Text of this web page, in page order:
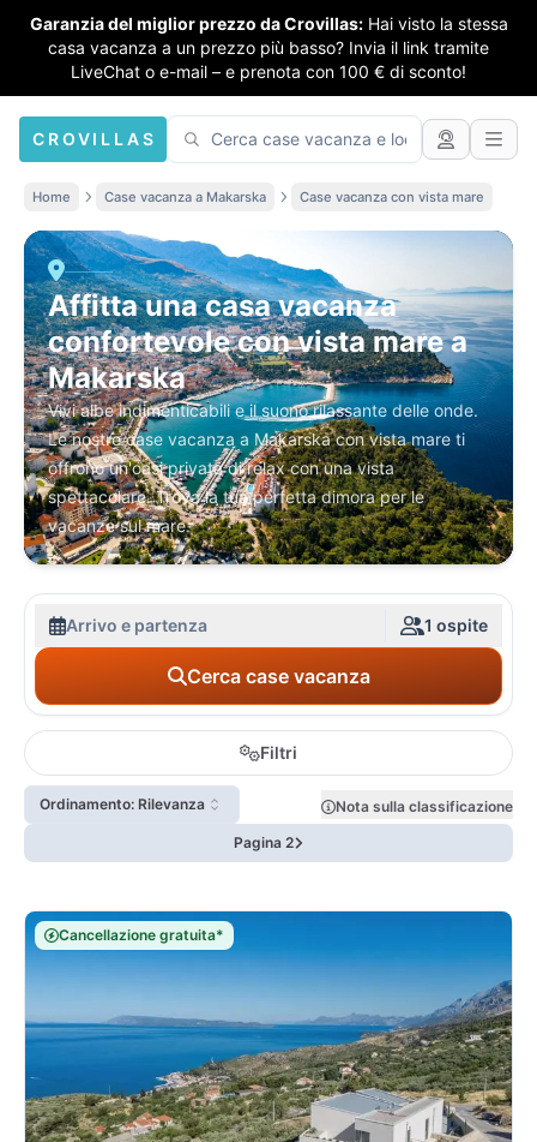
Garanzia del miglior prezzo da Crovillas: Hai visto la stessa
casa vacanza a un prezzo più basso? Invia il link tramite
LiveChat o e-mail – e prenota con 100 € di sconto!
CROVILLAS
Home Case vacanza a Makarska Case vacanza con vista mare
Affitta una casa vacanza
confortevole con vista mare a
Makarska
Vivi albe indimenticabili e il suono rilassante delle onde.
Le nostre case vacanza a Makarska con vista mare ti
offrono un'oasi privata di relax con una vista
spettacolare. Trova la tua perfetta dimora per le
vacanze sul mare.
Arrivo e partenza 1 ospite
Cerca case vacanza
Filtri
Ordinamento: Rilevanza
Nota sulla classificazione
Pagina 2
Cancellazione gratuita*